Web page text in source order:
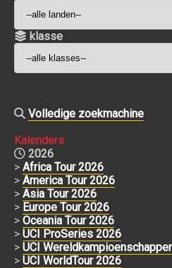
klasse
Volledige zoekmachine
Kalenders
2026
> Africa Tour 2026
> America Tour 2026
> Asia Tour 2026
> Europe Tour 2026
> Oceania Tour 2026
> UCI ProSeries 2026
> UCI
> UCI WorldTour 2026